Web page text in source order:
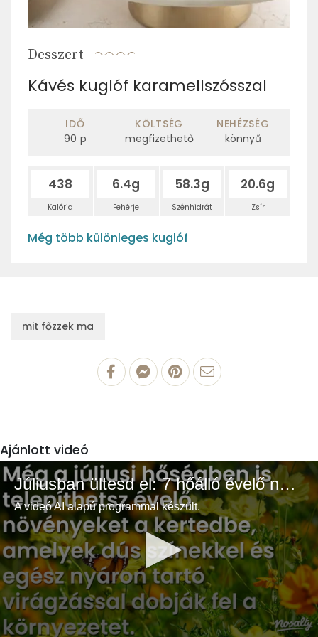
Desszert
Kávés kuglóf karamellszósszal
IDŐ
90 p
KÖLTSÉG
megfizethető
NEHÉZSÉG
könnyű
438
Kalória
6.4g
Fehérje
58.3g
Szénhidrát
20.6g
Zsír
Még több különleges kuglóf
mit főzzek ma
Ajánlott videó
Júliusban ültesd el: 7 hőálló évelő növény a színes és buja kertért
A videó AI alapú programmal készült.